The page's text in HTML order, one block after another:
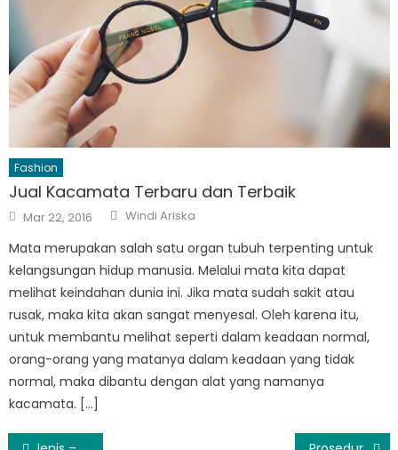
Fashion
Jual Kacamata Terbaru dan Terbaik
Posted
on
Mar 22, 2016 Author
Windi Ariska
Mata merupakan salah satu organ tubuh terpenting untuk
kelangsungan hidup manusia. Melalui mata kita dapat
melihat keindahan dunia ini. Jika mata sudah sakit atau
rusak, maka kita akan sangat menyesal. Oleh karena itu,
untuk membantu melihat seperti dalam keadaan normal,
orang-orang yang matanya dalam keadaan yang tidak
normal, maka dibantu dengan alat yang namanya
kacamata. […]